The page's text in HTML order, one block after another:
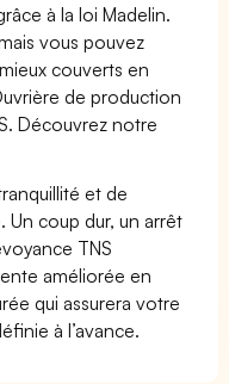
à la loi Madelin.
vous pouvez
couverts en
de production
Découvrez notre
et de
Un coup dur, un arrêt
TNS
améliorée en
qui assurera votre
à l’avance.